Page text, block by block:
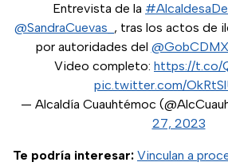
Entrevista de la
@SandraCuevas_ , tras los actos de
por autoridades del @GobCDMX
Video completo: https://t.co/
pic.twitter.com/
— Alcaldía Cuauhtémoc
27, 2023
Te podría interesar: Vinculan a